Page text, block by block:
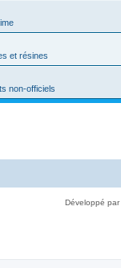
et résines
non-officiels
Développé par